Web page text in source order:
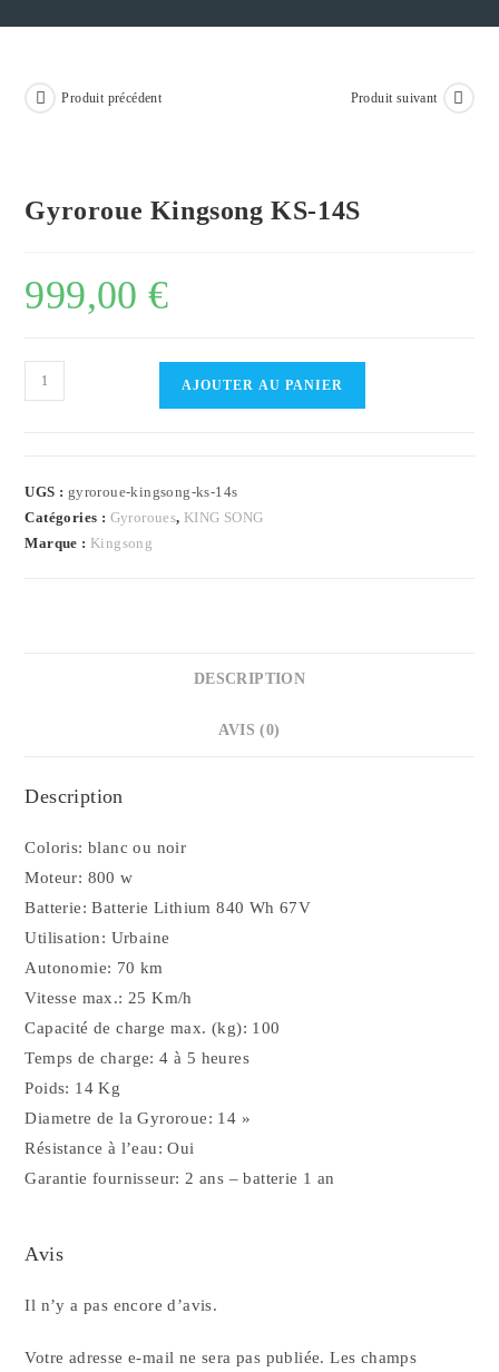
Produit précédent Produit suivant
Gyroroue Kingsong KS-14S
999,00€
quantité
de
KS-
14S
AJOUTER AU PANIER
UGS : gyroroue-kingsong-ks-14s
Catégories : Gyroroues, KING SONG
Marque : Kingsong
DESCRIPTION
AVIS (0)
Description
Coloris: blanc ou noir
Moteur: 800 w
Batterie: Batterie Lithium 840 Wh 67V
Utilisation: Urbaine
Autonomie: 70 km
Vitesse max.: 25 Km/h
Capacité de charge max. (kg): 100
Temps de charge: 4 à 5 heures
Poids: 14 Kg
Diametre de la Gyroroue: 14 »
Résistance à l’eau: Oui
Garantie fournisseur: 2 ans – batterie 1 an
Avis
Il n’y a pas encore d’avis.
Votre adresse e-mail ne sera pas publiée. Les champs